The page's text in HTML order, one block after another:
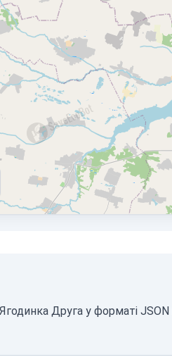
Ягодинка Друга у форматі